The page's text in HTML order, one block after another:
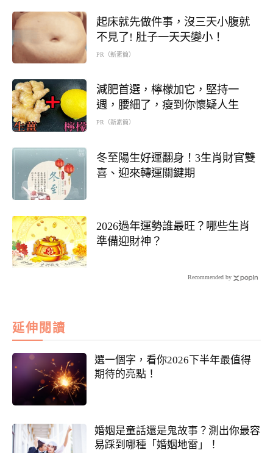
起床就先做件事，沒三天小腹就
不見了! 肚子一天天變小！
PR（新素簡）
減肥首選，檸檬加它，堅持一
週，腰細了，瘦到你懷疑人生
PR（新素簡）
冬至陽生好運翻身！3生肖財官雙
喜、迎來轉運關鍵期
2026過年運勢誰最旺？哪些生肖
準備迎財神？
Recommended by
延伸閱讀
選一個字，看你2026下半年最值得
期待的亮點！
婚姻是童話還是鬼故事？測出你最容
易踩到哪種「婚姻地雷」！